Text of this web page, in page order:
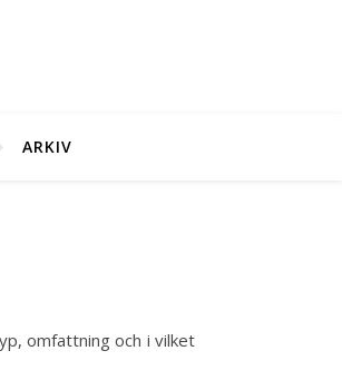
ARKIV
omfattning och i vilket